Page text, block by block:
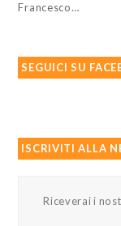
Francesco…
SEGUICI SU
ISCRIVITI ALLA
Riceverai i